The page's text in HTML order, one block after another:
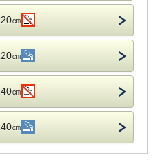
㎝
㎝
㎝
㎝